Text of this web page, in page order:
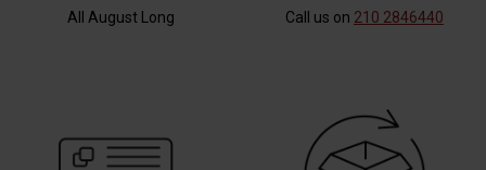
All August Long Call us on 210 2846440